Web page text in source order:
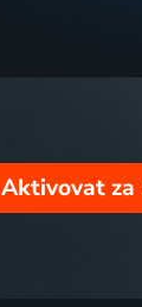
Aktivovat za